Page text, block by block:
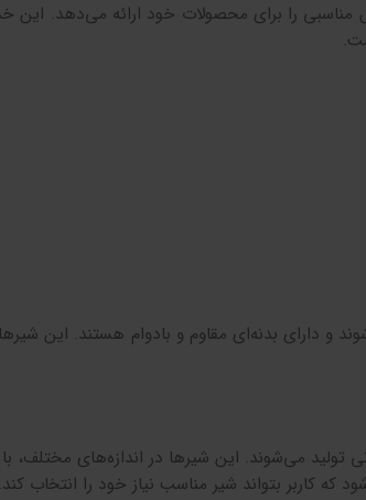
را برای محصولات خود ارائه می‌دهد. این
و دارای بدنه‌ای مقاوم و بادوام هستند. این
تولید می‌شوند. این شیرها در اندازه‌های
کاربر بتواند شیر مناسب نیاز خود را انتخاب کند.